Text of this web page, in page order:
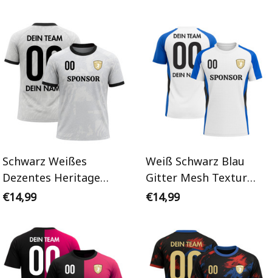
Handballtrikot
Schwarz Weißes
Dezentes Heritage
Grafik Overlay
Handballtrikot
€14,99
Weiß Schwarz Blau
Gitter Mesh Textur
Personalisiertes
€14,99